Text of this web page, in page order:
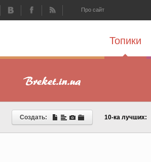
Про сайт
Топики
Создать: 10-ка лучших: